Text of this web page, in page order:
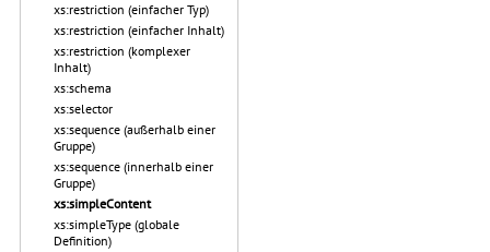
xs:restriction (einfacher Typ)
xs:restriction (einfacher Inhalt)
xs:restriction (komplexer
Inhalt)
xs:schema
xs:selector
xs:sequence (außerhalb einer
Gruppe)
xs:sequence (innerhalb einer
Gruppe)
xs:simpleContent
xs:simpleType (globale
Definition)